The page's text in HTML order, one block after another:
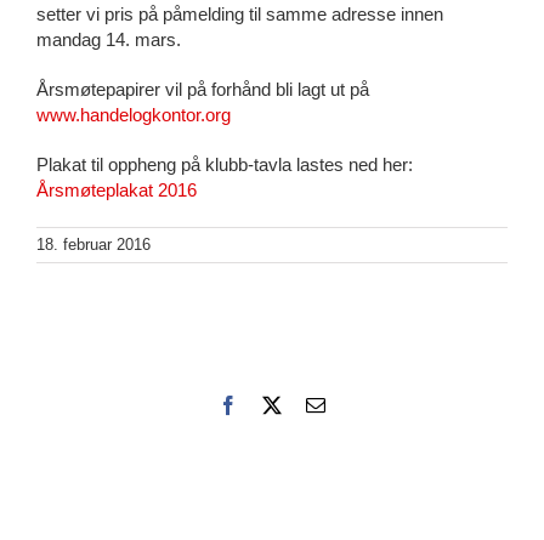
setter vi pris på påmelding til samme adresse innen
mandag 14. mars.
Årsmøtepapirer vil på forhånd bli lagt ut på
www.handelogkontor.org
Plakat til oppheng på klubb-tavla lastes ned her:
Årsmøteplakat 2016
18. februar 2016
Facebook
E-